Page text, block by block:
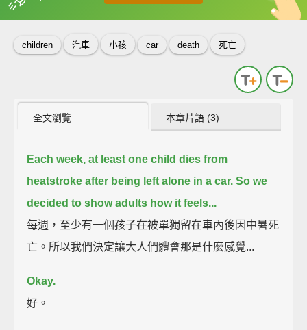
收錄佳句 中
英
children 汽車 小孩 car death 死亡
全文瀏覽 本章片語 (3)
Each week, at least one child dies from
heatstroke after being left alone in a car. So we
decided to show adults how it feels...
每週，至少有一個孩子在被單獨留在車內後因中暑死
亡。所以我們決定讓大人們體會那是什麼感覺...
Okay.
好。